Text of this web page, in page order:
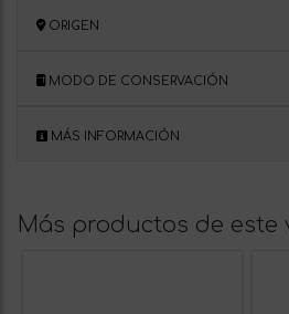
ORIGEN
MODO DE CONSERVACIÓN
MÁS INFORMACIÓN
Más productos de este